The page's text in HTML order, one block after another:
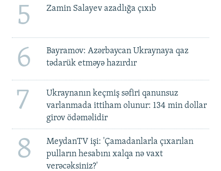
5 Zamin Salayev azadlığa çıxıb
6
Bayramov: Azərbaycan Ukraynaya qaz
tədarük etməyə hazırdır
7
Ukraynanın keçmiş səfiri qanunsuz
varlanmada ittiham olunur: 134 min dollar
girov ödəməlidir
8
MeydanTV işi: 'Çamadanlarla çıxarılan
pulların hesabını xalqa nə vaxt
verəcəksiniz?'